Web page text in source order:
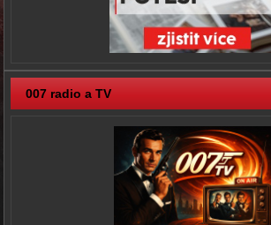
007 radio a TV